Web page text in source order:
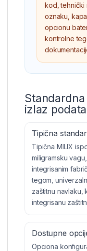
kod, tehnički
oznaku,
opcionu
kontrolne
izlaz
Tipična
Tipična MILIX
miligramsku
integrisanim
tegom,
zaštitnu navlaku,
integrisanu
Dostupne
Opciona